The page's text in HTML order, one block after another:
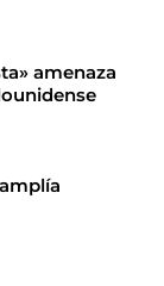
amenaza